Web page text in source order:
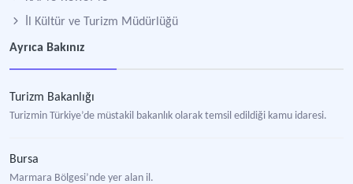
İl Kültür ve Turizm Müdürlüğü
Ayrıca Bakınız
Turizm Bakanlığı
Turizmin Türkiye’de müstakil bakanlık olarak temsil edildiği kamu idaresi.
Bursa
Marmara Bölgesi’nde yer alan il.